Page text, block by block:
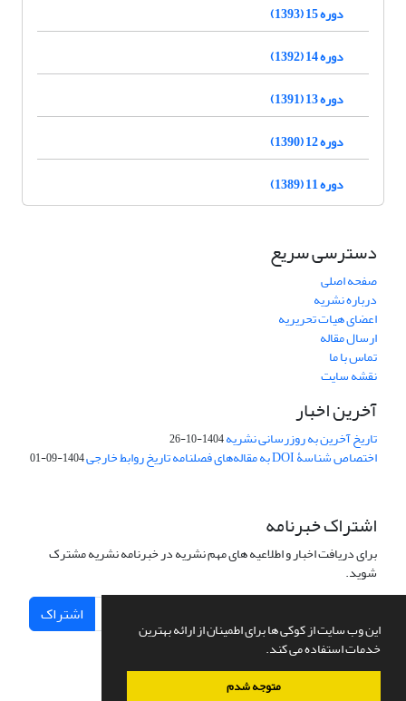
این وب سایت از کوکی ها برای اطمینان از ارائه بهترین
خدمات استفاده می کند.
متوجه شدم
دوره 15 (1393)
دوره 14 (1392)
دوره 13 (1391)
دوره 12 (1390)
دوره 11 (1389)
دسترسی سریع
صفحه اصلی
درباره نشریه
اعضای هیات تحریریه
ارسال مقاله
تماس با ما
نقشه سایت
آخرین اخبار
تاریخ آخرین به روزرسانی نشریه1404-10-26
اختصاص شناسۀ DOI به مقاله‌های فصلنامه تاریخ روابط خارجی 1404-09-01
اشتراک خبرنامه
برای دریافت اخبار و اطلاعیه های مهم نشریه در خبرنامه نشریه مشترک
شوید.
اشتراک